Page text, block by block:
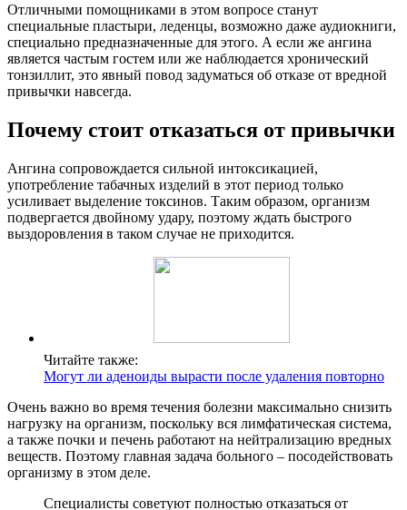
Отличными помощниками в этом вопросе станут
специальные пластыри, леденцы, возможно даже аудиокниги,
специально предназначенные для этого. А если же ангина
является частым гостем или же наблюдается хронический
тонзиллит, это явный повод задуматься об отказе от вредной
привычки навсегда.
Почему стоит отказаться от привычки
Ангина сопровождается сильной интоксикацией,
употребление табачных изделий в этот период только
усиливает выделение токсинов. Таким образом, организм
подвергается двойному удару, поэтому ждать быстрого
выздоровления в таком случае не приходится.
Читайте также:
Могут ли аденоиды вырасти после удаления повторно
Очень важно во время течения болезни максимально снизить
нагрузку на организм, поскольку вся лимфатическая система,
а также почки и печень работают на нейтрализацию вредных
веществ. Поэтому главная задача больного – посодействовать
организму в этом деле.
Специалисты советуют полностью отказаться от